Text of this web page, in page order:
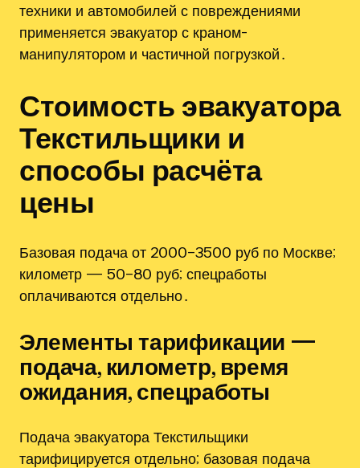
техники и автомобилей с повреждениями
применяется эвакуатор с краном-
манипулятором и частичной погрузкой․
Стоимость эвакуатора
Текстильщики и
способы расчёта
цены
Базовая подача от 2000–3500 руб по Москве;
километр — 50–80 руб; спецработы
оплачиваются отдельно․
Элементы тарификации —
подача, километр, время
ожидания, спецработы
Подача эвакуатора Текстильщики
тарифицируется отдельно; базовая подача